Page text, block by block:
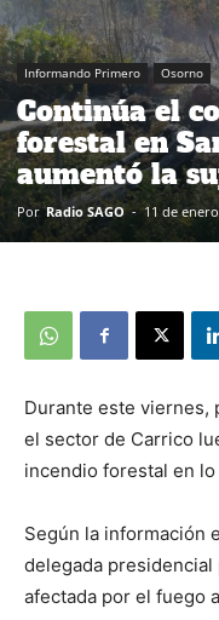
Informando Primero Osorno
Continúa el
forestal en
aumentó la
Por Radio SAGO - 11 de
Durante este viernes,
el sector de Carrico
incendio forestal en
Según la información
delegada
afectada por el fuego